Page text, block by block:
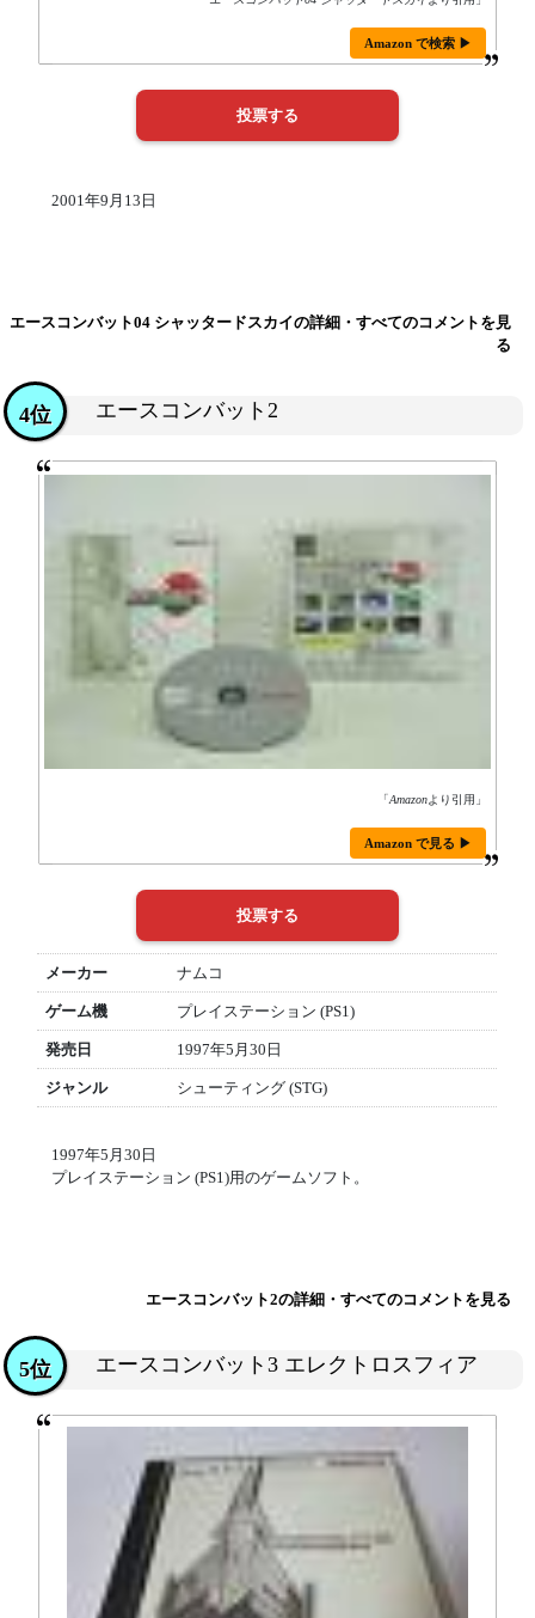
Amazon で検索 ▶
2001年9月13日
エースコンバット04 シャッタードスカイの詳細・すべてのコメントを見
る
エースコンバット2
4位
「Amazonより引用」
Amazon で見る ▶
メーカー ナムコ
ゲーム機 プレイステーション (PS1)
発売日 1997年5月30日
ジャンル シューティング (STG)
1997年5月30日
プレイステーション (PS1)用のゲームソフト。
エースコンバット2の詳細・すべてのコメントを見る
エースコンバット3 エレクトロスフィア
5位